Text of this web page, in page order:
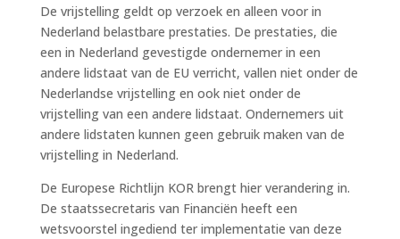
De vrijstelling geldt op verzoek en alleen voor in
Nederland belastbare prestaties. De prestaties, die
een in Nederland gevestigde ondernemer in een
andere lidstaat van de EU verricht, vallen niet onder de
Nederlandse vrijstelling en ook niet onder de
vrijstelling van een andere lidstaat. Ondernemers uit
andere lidstaten kunnen geen gebruik maken van de
vrijstelling in Nederland.
De Europese Richtlijn KOR brengt hier verandering in.
De staatssecretaris van Financiën heeft een
wetsvoorstel ingediend ter implementatie van deze